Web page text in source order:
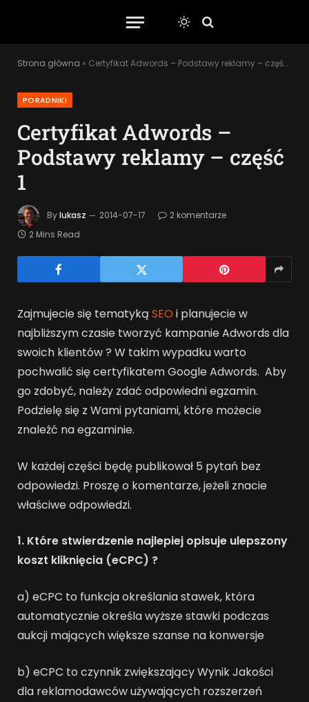
Strona główna » Certyfikat Adwords – Podstawy reklamy – część 1
PORADNIKI
Certyfikat Adwords –
Podstawy reklamy – część
1
Bylukasz 2014-07-17
2 komentarze
2 Mins Read
Zajmujecie się tematyką SEOi planujecie w
najbliższym czasie tworzyć kampanie Adwords dla
swoich klientów ? W takim wypadku warto
pochwalić się certyfikatem Google Adwords. Aby
go zdobyć, należy zdać odpowiedni egzamin.
Podzielę się z Wami pytaniami, które możecie
znaleźć na egzaminie.
W każdej części będę publikował 5 pytań bez
odpowiedzi. Proszę o komentarze, jeżeli znacie
właściwe odpowiedzi.
1. Które stwierdzenie najlepiej opisuje ulepszony
koszt kliknięcia (eCPC) ?
a) eCPC to funkcja określania stawek, która
automatycznie określa wyższe stawki podczas
aukcji mających większe szanse na konwersje
b) eCPC to czynnik zwiększający Wynik Jakości
dla reklamodawców używających rozszerzeń